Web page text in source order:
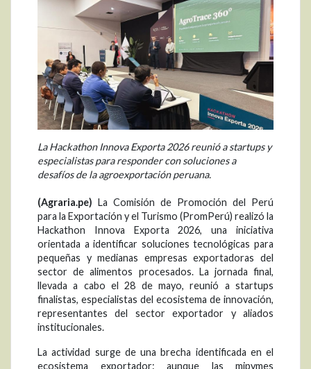
La Hackathon Innova Exporta 2026 reunió a startups y
especialistas para responder con soluciones a
desafíos de la agroexportación peruana.
(Agraria.pe) La Comisión de Promoción del Perú
para la Exportación y el Turismo (PromPerú) realizó la
Hackathon Innova Exporta 2026, una iniciativa
orientada a identificar soluciones tecnológicas para
pequeñas y medianas empresas exportadoras del
sector de alimentos procesados. La jornada final,
llevada a cabo el 28 de mayo, reunió a startups
finalistas, especialistas del ecosistema de innovación,
representantes del sector exportador y aliados
institucionales.
La actividad surge de una brecha identificada en el
ecosistema exportador: aunque las mipymes